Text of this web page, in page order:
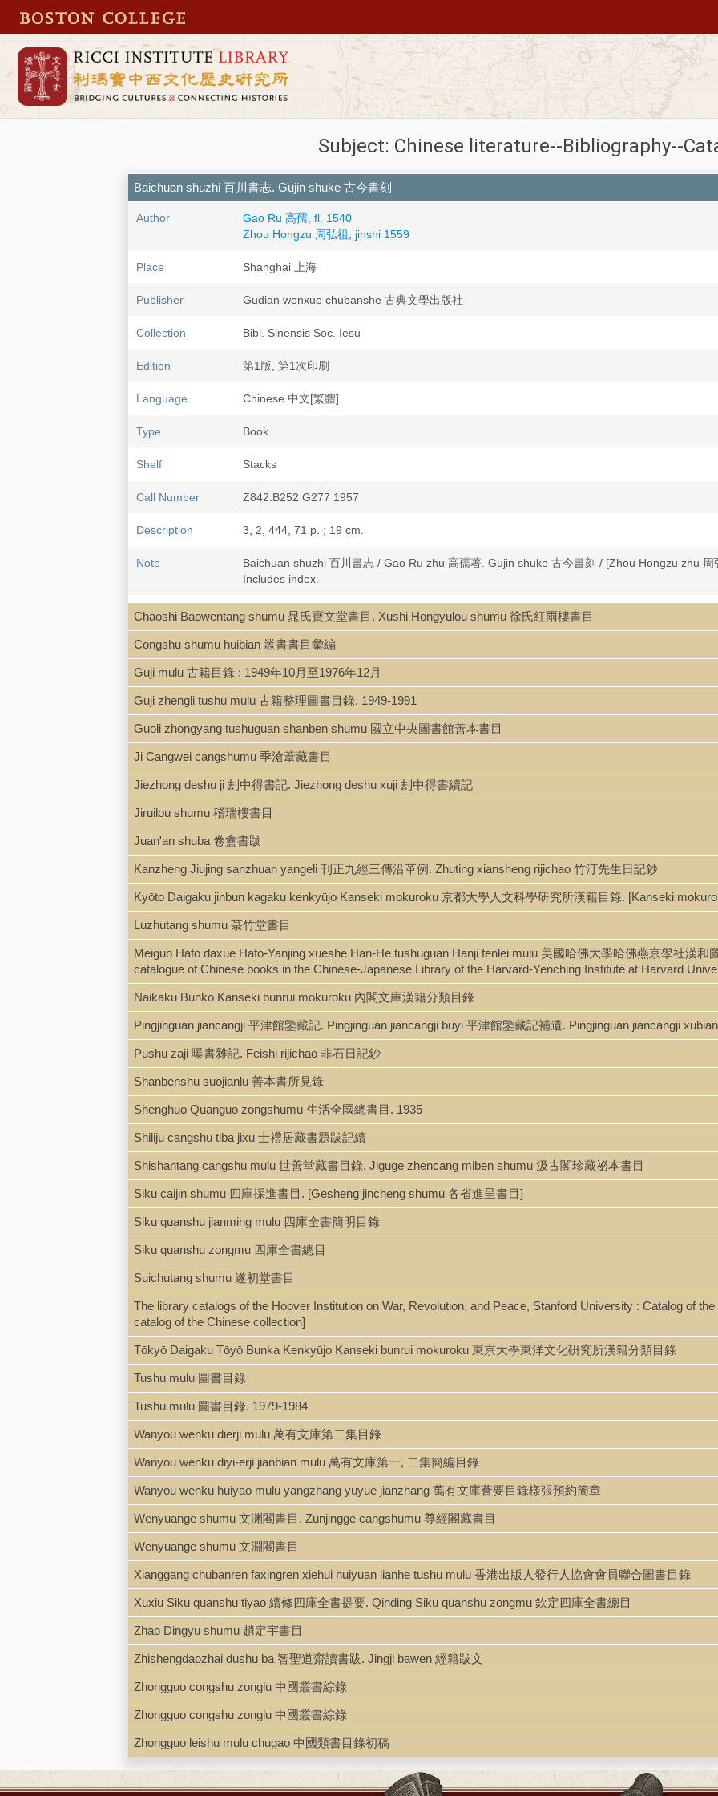
Subject: Chinese literature--Bibliography--
Baichuan shuzhi 百川書志. Gujin shuke 古今書刻
Author
Gao Ru 高孺, fl. 1540
Zhou Hongzu 周弘祖, jinshi 1559
Place Shanghai 上海
Publisher Gudian wenxue chubanshe 古典文學出版社
Collection Bibl. Sinensis Soc. Iesu
Edition 第1版, 第1次印刷
Language Chinese 中文[繁體]
Type Book
Shelf Stacks
Call Number Z842.B252 G277 1957
Description 3, 2, 444, 71 p. ; 19 cm.
Note
Baichuan shuzhi 百川書志 / Gao Ru zhu 高孺著. Gujin shuke 古今書刻 / [Zhou Hongzu zhu 周
Includes index.
LCCN c59-2359
Chaoshi Baowentang shumu 晁氏寶文堂書目. Xushi Hongyulou shumu 徐氏紅雨樓書目
Congshu shumu huibian 叢書書目彙編
Guji mulu 古籍目錄 : 1949年10月至1976年12月
Guji zhengli tushu mulu 古籍整理圖書目錄, 1949-1991
Guoli zhongyang tushuguan shanben shumu 國立中央圖書館善本書目
Ji Cangwei cangshumu 季滄葦藏書目
Jiezhong deshu ji 刦中得書記. Jiezhong deshu xuji 刦中得書續記
Jiruilou shumu 稽瑞樓書目
Juan'an shuba 卷盦書跋
Kanzheng Jiujing sanzhuan yangeli 刊正九經三傳沿革例. Zhuting xiansheng rijichao 竹汀先生日記鈔
Kyōto Daigaku jinbun kagaku kenkyūjo Kanseki mokuroku 京都大學人文科學研究所漢籍目錄. [Kanseki
Luzhutang shumu 菉竹堂書目
Meiguo Hafo daxue Hafo-Yanjing xueshe Han-He tushuguan Hanji fenlei mulu 美國哈佛大學哈佛燕京學社漢和
catalogue of Chinese books in the Chinese-Japanese Library of the Harvard-Yenching Institute at Harvard
Naikaku Bunko Kanseki bunrui mokuroku 內閣文庫漢籍分類目錄
Pingjinguan jiancangji 平津館鑒藏記. Pingjinguan jiancangji buyi 平津館鑒藏記補遺. Pingjinguan jiancangji
Pushu zaji 曝書雜記. Feishi rijichao 非石日記鈔
Shanbenshu suojianlu 善本書所見錄
Shenghuo Quanguo zongshumu 生活全國總書目. 1935
Shiliju cangshu tiba jixu 士禮居藏書題跋記續
Shishantang cangshu mulu 世善堂藏書目錄. Jiguge zhencang miben shumu 汲古閣珍藏祕本書目
Siku caijin shumu 四庫採進書目. [Gesheng jincheng shumu 各省進呈書目]
Siku quanshu jianming mulu 四庫全書簡明目錄
Siku quanshu zongmu 四庫全書總目
Suichutang shumu 遂初堂書目
The library catalogs of the Hoover Institution on War, Revolution, and Peace, Stanford University : Catalog of
catalog of the Chinese collection]
Tōkyō Daigaku Tōyō Bunka Kenkyūjo Kanseki bunrui mokuroku 東京大學東洋文化硏究所漢籍分類目錄
Tushu mulu 圖書目錄
Tushu mulu 圖書目錄. 1979-1984
Wanyou wenku dierji mulu 萬有文庫第二集目錄
Wanyou wenku diyi-erji jianbian mulu 萬有文庫第一, 二集簡編目錄
Wanyou wenku huiyao mulu yangzhang yuyue jianzhang 萬有文庫薈要目錄樣張預約簡章
Wenyuange shumu 文渊閣書目. Zunjingge cangshumu 尊經閣藏書目
Wenyuange shumu 文淵閣書目
Xianggang chubanren faxingren xiehui huiyuan lianhe tushu mulu 香港出版人發行人協會會員聯合圖書目錄
Xuxiu Siku quanshu tiyao 續修四庫全書提要. Qinding Siku quanshu zongmu 欽定四庫全書總目
Zhao Dingyu shumu 趙定宇書目
Zhishengdaozhai dushu ba 智聖道齋讀書跋. Jingji bawen 經籍跋文
Zhongguo congshu zonglu 中國叢書綜錄
Zhongguo congshu zonglu 中國叢書綜錄
Zhongguo leishu mulu chugao 中國類書目錄初稿